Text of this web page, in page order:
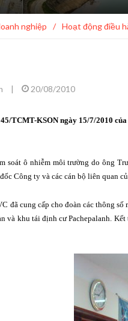
nghiệp / Hoạt động điều
| 20/08/2010
TCMT-KSON ngày 15/7/2010
soát ô nhiễm môi trường do ông
Công ty và các cán bộ liên quan
đã cung cấp cho đoàn các thông
và khu tái định cư Pachepalanh.